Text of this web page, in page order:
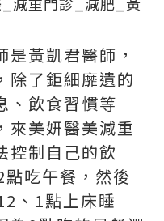
黃凱君醫師，
除了鉅細靡遺的
、飲食習慣等
來美妍醫美減重
控制自己的飲
吃午餐，然後
、1點上床睡